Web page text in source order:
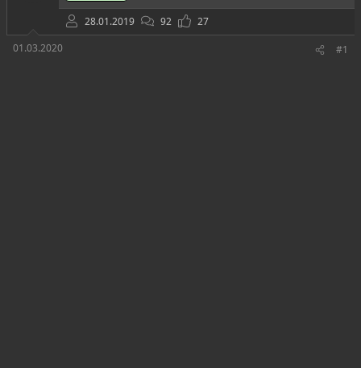
ы
ч
л
а
28.01.2019 92
27
01.03.2020
#1